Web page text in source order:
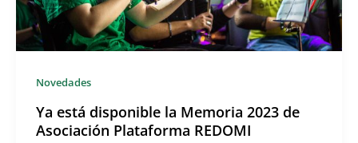
Novedades
Ya está disponible la Memoria 2023 de
Asociación Plataforma REDOMI